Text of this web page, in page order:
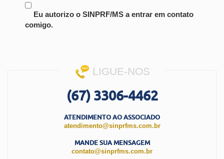
Eu autorizo o SINPRF/MS a entrar em contato
comigo.
LIGUE-NOS
(67) 3306-4462
ATENDIMENTO AO ASSOCIADO
atendimento@sinprfms.com.br
MANDE SUA MENSAGEM
contato@sinprfms.com.br